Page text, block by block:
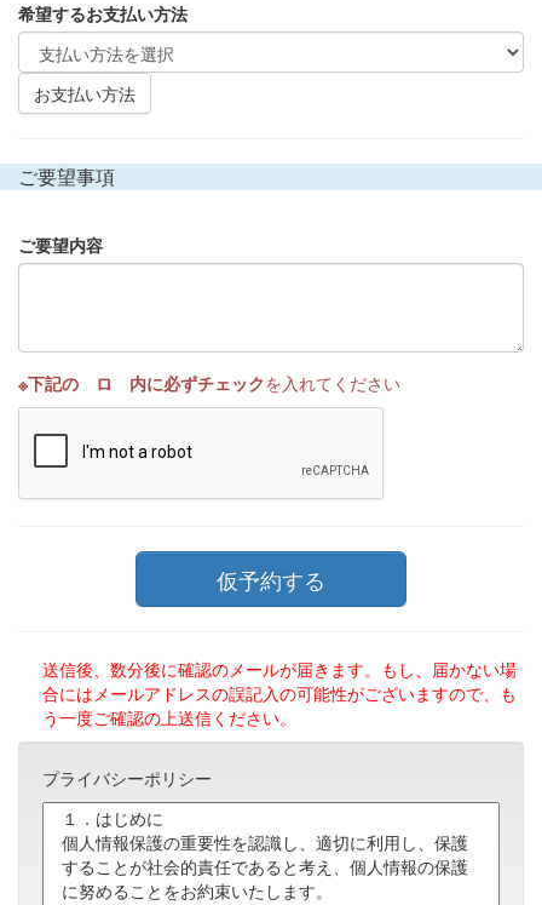
希望するお支払い方法
お支払い方法
ご要望事項
ご要望内容
※下記の ロ 内に必ずチェックを入れてください
送信後、数分後に確認のメールが届きます。もし、届かない場
合にはメールアドレスの誤記入の可能性がございますので、も
う一度ご確認の上送信ください。
プライバシーポリシー